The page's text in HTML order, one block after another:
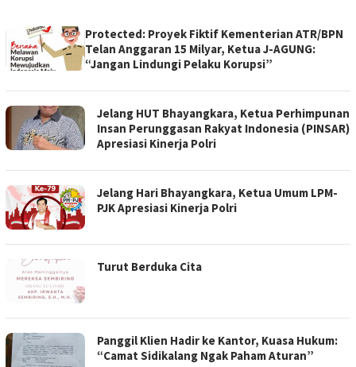
MEDIA
KOTAKITA
Protected: Proyek Fiktif Kementerian ATR/BPN
Telan Anggaran 15 Milyar, Ketua J-AGUNG:
“Jangan Lindungi Pelaku Korupsi”
Jelang HUT Bhayangkara, Ketua Perhimpunan
Insan Perunggasan Rakyat Indonesia (PINSAR)
Apresiasi Kinerja Polri
Jelang Hari Bhayangkara, Ketua Umum LPM-
PJK Apresiasi Kinerja Polri
Turut Berduka Cita
Panggil Klien Hadir ke Kantor, Kuasa Hukum:
“Camat Sidikalang Ngak Paham Aturan”